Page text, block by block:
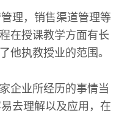
理，销售渠道管理等
在授课教学方面有长
他执教授业的范围。
企业所经历的事情当
去理解以及应用，在